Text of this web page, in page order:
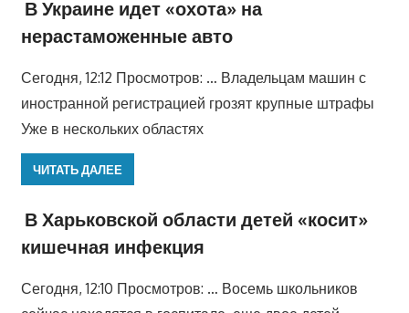
В Украине идет «охота» на
нерастаможенные авто
Сегодня, 12:12 Просмотров: … Владельцам машин с
иностранной регистрацией грозят крупные штрафы
Уже в нескольких областях
ЧИТАТЬ ДАЛЕЕ
В Харьковской области детей «косит»
кишечная инфекция
Сегодня, 12:10 Просмотров: … Восемь школьников